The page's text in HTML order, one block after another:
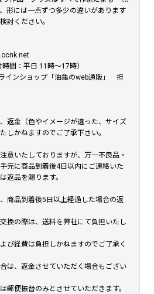
形には一点ずつ多少の違いがあります
討ください。
間：平日 11時〜17時）
インショップ「油亀のweb通販」 担
返金（色やイメージが違った、サイズ
しかねますのでご了承下さい。
意いたしておりますが、万一不良品・
元に商品到着後4日以内にご連絡いた
返品を賜ります。
商品到着後5日以上経過した場合の返
換の際は、送料を弊社にて負担いたし
び経費は負担しかねますのでご了承く
は、返金させていただく場合もござい
郵便振替のみとさせていただきます。